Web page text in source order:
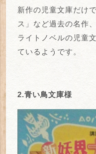
新作の児童文庫だけ
ス」など過去の名作、
ライトノベルの児童
ているようです。
2.青い鳥文庫様